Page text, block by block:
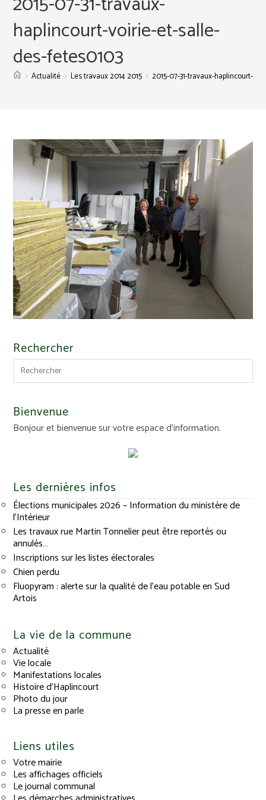
haplincourt-voirie-et-salle-
des-fetes0103
> Actualité > Les travaux 2014 2015 > 2015-07-31-travaux-haplincourt-
Rechercher
Bienvenue
Bonjour et bienvenue sur votre espace d'information.
Les dernières infos
Élections municipales 2026 – Information du ministère de
l’Intérieur
Les travaux rue Martin Tonnelier peut être reportés ou
annulés…
Inscriptions sur les listes électorales
Chien perdu
Fluopyram : alerte sur la qualité de l’eau potable en Sud
Artois
La vie de la commune
Actualité
Vie locale
Manifestations locales
Histoire d’Haplincourt
Photo du jour
La presse en parle
Liens utiles
Votre mairie
Les affichages officiels
Le journal communal